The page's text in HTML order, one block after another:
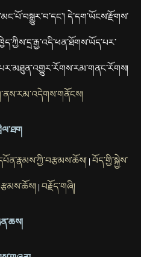
དེ་དག་ཡོངས་རྫོགས་
| བོད་གྱི་སྐྱེས་
| བརྗོད་གཞི།